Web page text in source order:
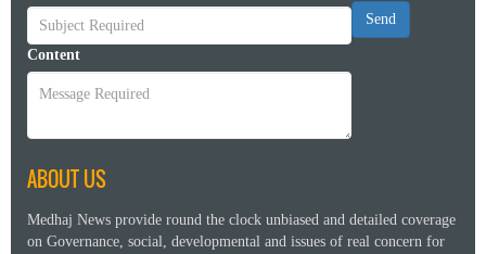
Content
Send
ABOUT US
Medhaj News provide round the clock unbiased and detailed coverage
on Governance, social, developmental and issues of real concern for